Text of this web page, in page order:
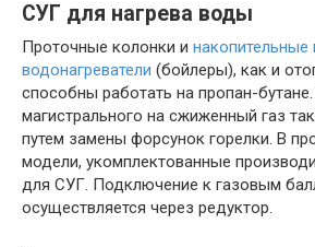
СУГ для нагрева воды
Проточные колонки и накопительные
водонагреватели (бойлеры), как и
способны работать на пропан-
магистрального на сжиженный газ
путем замены форсунок горелки. В
модели, укомплектованные
для СУГ. Подключение к газовым
осуществляется через редуктор.